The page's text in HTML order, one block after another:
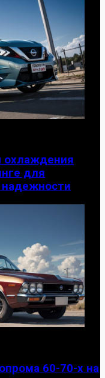
охлаждения
для
60-70-х на